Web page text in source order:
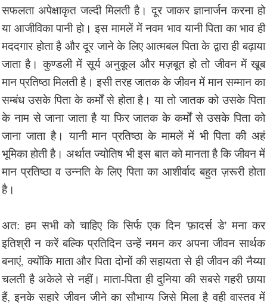
सफलता अपेक्षाकृत जल्दी मिलती है। दूर जाकर ज्ञानार्जन करना हो
या आजीविका पानी हो। इस मामलें में नवम भाव यानी पिता का भाव ही
मददगार होता है और दूर जाने के लिए आत्मबल पिता के द्वारा ही बढ़ाया
जाता है। कुण्डली में सूर्य अनुकूल और मज़बूत हो तो जीवन में खूब
मान प्रतिष्ठा मिलती है। इसी तरह जातक के जीवन में मान सम्मान का
सम्बंध उसके पिता के कर्मों से होता है। या तो जातक को उसके पिता
के नाम से जाना जाता है या फिर जातक के कर्मों से उसके पिता को
जाना जाता है। यानी मान प्रतिष्ठा के मामलें में भी पिता की अहं
भूमिका होती है। अर्थात ज्योतिष भी इस बात को मानता है कि जीवन में
मान प्रतिष्ठा व उन्नति के लिए पिता का आशीर्वाद बहुत ज़रूरी होता
है।
अत: हम सभी को चाहिए कि सिर्फ एक दिन 'फ़ादर्स डे' मना कर
इतिश्री न करें बल्कि प्रतिदिन उन्हें नमन कर अपना जीवन सार्थक
बनाएं, क्योंकि माता और पिता दोनों की सहायता से ही जीवन की नैय्या
चलती है अकेले से नहीं। माता-पिता ही दुनिया की सबसे गहरी छाया
हैं, इनके सहारे जीवन जीने का सौभाग्य जिसे मिला है वही वास्तव में